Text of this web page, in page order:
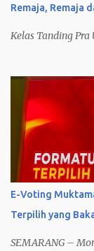
Remaja, Remaja
Kelas Tanding Pra
E-Voting
Terpilih yang
SEMARANG –